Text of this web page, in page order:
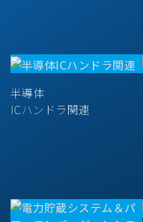
半導体
ICハンドラ関連